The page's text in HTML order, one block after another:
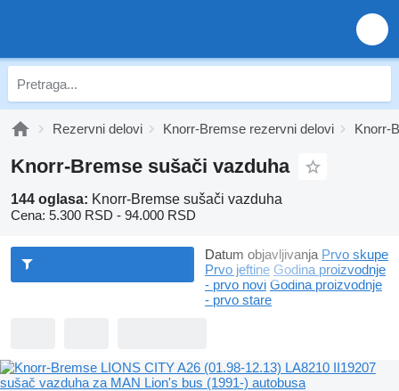
Rezervni delovi Knorr-Bremse rezervni delovi Knorr-
Knorr-Bremse sušači vazduha
144 oglasa: Knorr-Bremse sušači vazduha
Cena: 5.300 RSD - 94.000 RSD
Datum objavljivanja Prvo skupe
Prvo jeftine Godina proizvodnje
- prvo novi Godina proizvodnje
- prvo stare